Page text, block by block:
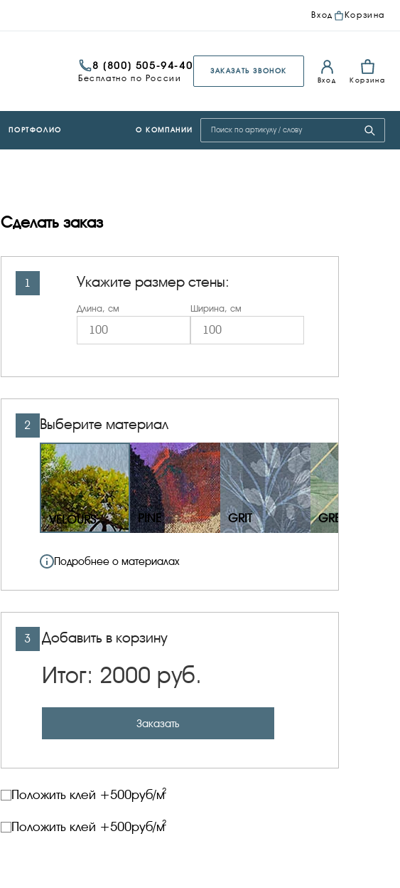
Вход Корзина
8 (800) 505-94-40
Бесплатно по России
ЗАКАЗАТЬ ЗВОНОК
Вход
Корзина
ПОРТФОЛИО О КОМПАНИИ Поиск по сайту
Сделать заказ
1 Укажите размер стены:
Длина, см Ширина, см
2 Выберите материал
VELOURS PINE GRIT GRESS
Подробнее о материалах
3 Добавить в корзину
Итог: 2000 руб.
Заказать
Положить клей +500руб/м2
Положить клей +500руб/м2